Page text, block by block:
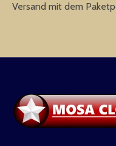
Versand mit dem